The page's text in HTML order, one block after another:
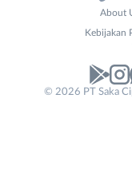
No. Telp /
About
Kebijakan
© 2026 PT Saka